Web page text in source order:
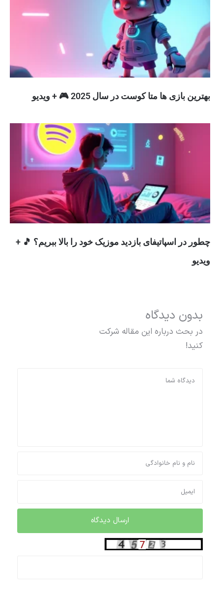
بهترین بازی ها متا کوست در سال 2025 🎮 + ویدیو
چطور در اسپاتیفای بازدید موزیک خود را بالا ببریم؟ 🎵 +
ویدیو
بدون دیدگاه
در بحث درباره این مقاله شرکت
کنید!